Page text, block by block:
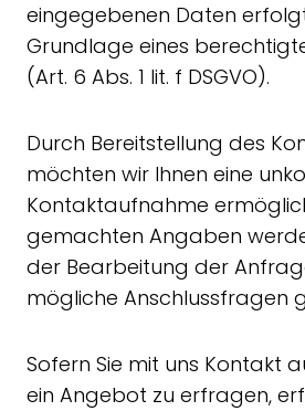
eingegebenen Daten
Grundlage eines
(Art. 6 Abs. 1 lit. f DSGVO).
Durch Bereitstellung des
möchten wir Ihnen eine
Kontaktaufnahme
gemachten Angaben
der Bearbeitung der
mögliche Anschlussfragen
Sofern Sie mit uns Kontakt
ein Angebot zu erfragen,